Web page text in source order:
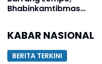
Bhabinkamtibmas
KABAR NASIONAL
BERITA TERKINI